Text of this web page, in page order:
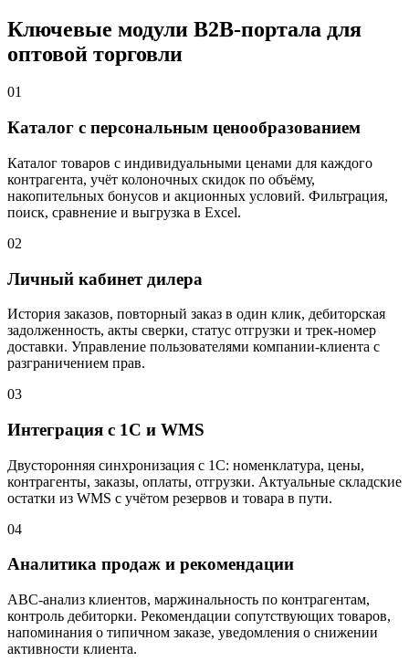
Ключевые модули B2B-портала для
оптовой торговли
01
Каталог с персональным ценообразованием
Каталог товаров с индивидуальными ценами для каждого
контрагента, учёт колоночных скидок по объёму,
накопительных бонусов и акционных условий. Фильтрация,
поиск, сравнение и выгрузка в Excel.
02
Личный кабинет дилера
История заказов, повторный заказ в один клик, дебиторская
задолженность, акты сверки, статус отгрузки и трек-номер
доставки. Управление пользователями компании-клиента с
разграничением прав.
03
Интеграция с 1С и WMS
Двусторонняя синхронизация с 1С: номенклатура, цены,
контрагенты, заказы, оплаты, отгрузки. Актуальные складские
остатки из WMS с учётом резервов и товара в пути.
04
Аналитика продаж и рекомендации
ABC-анализ клиентов, маржинальность по контрагентам,
контроль дебиторки. Рекомендации сопутствующих товаров,
напоминания о типичном заказе, уведомления о снижении
активности клиента.